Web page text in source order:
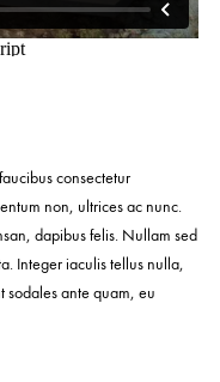
consectetur
non, ultrices ac nunc.
dapibus felis. Nullam sed
Integer iaculis tellus nulla,
sodales ante quam, eu